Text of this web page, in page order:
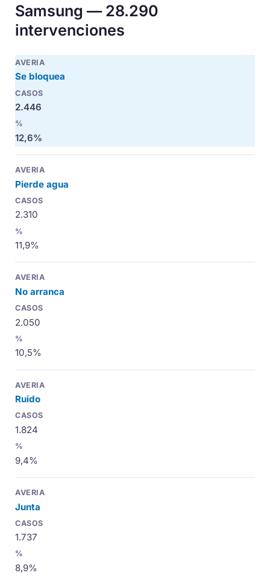
Samsung — 28.290
intervenciones
Se bloquea
2.446
12,6%
Pierde agua
2.310
11,9%
No arranca
2.050
10,5%
Ruido
1.824
9,4%
Junta
1.737
8,9%